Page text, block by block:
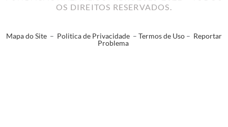
OS DIREITOS RESERVADOS.
Mapa do Site – Politica de Privacidade – Termos de Uso – Reportar
Problema